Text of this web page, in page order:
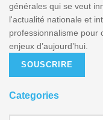
générales qui se veut
l'actualité nationale et
professionnalisme pour
enjeux d’aujourd’hui.
SOUSCRIRE
Categories